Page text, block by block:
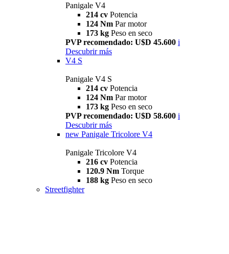
Panigale V4
214 cv Potencia
124 Nm Par motor
173 kg Peso en seco
PVP recomendado: U$D 45.600 i
Descubrir más
V4 S
Panigale V4 S
214 cv Potencia
124 Nm Par motor
173 kg Peso en seco
PVP recomendado: U$D 58.600 i
Descubrir más
new Panigale Tricolore V4
Panigale Tricolore V4
216 cv Potencia
120.9 Nm Torque
188 kg Peso en seco
Streetfighter